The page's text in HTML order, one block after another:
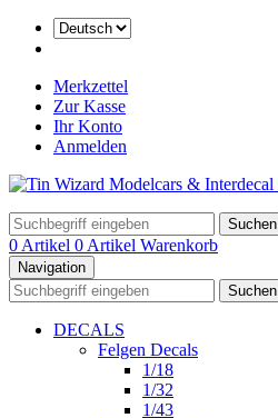
Merkzettel
Zur Kasse
Ihr Konto
Anmelden
Suchen
0 Artikel 0 Artikel Warenkorb
Navigation
Suchen
DECALS
Felgen Decals
1/18
1/32
1/43